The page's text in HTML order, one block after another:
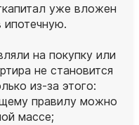
уже вложен
на покупку или
не становится
из‑за этого:
правилу можно
массе;